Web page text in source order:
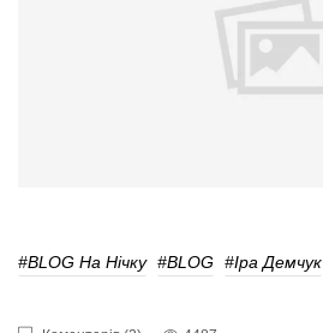
#BLOG На Нічку #BLOG #Іра Демчук